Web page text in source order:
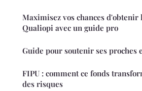
Maximisez vos chances
Qualiopi avec un guide pro
Guide pour soutenir ses proches
FIPU : comment ce fonds
des risques